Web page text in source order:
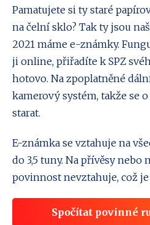
Pamatujete si ty staré
na čelní sklo? Tak ty jsou
2021 máme e-známky.
ji online, přiřadíte k SPZ
hotovo. Na zpoplatněné
kamerový systém, takže se
starat.
E-známka se vztahuje na
do 3,5 tuny. Na přívěsy nebo
povinnost nevztahuje, což je
Spočítat povinné